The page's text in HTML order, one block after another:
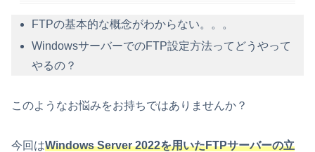
FTPの基本的な概念がわからない。。。
WindowsサーバーでのFTP設定方法ってどうやって
やるの？
このようなお悩みをお持ちではありませんか？
今回はWindows Server 2022を用いたFTPサーバーの立